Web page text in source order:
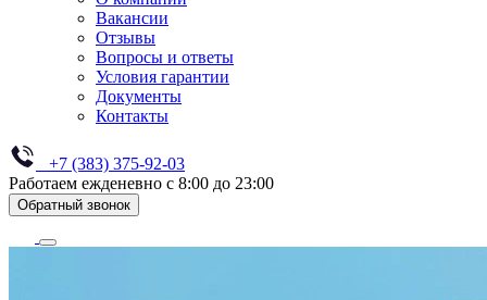
Вакансии
Отзывы
Вопросы и ответы
Условия гарантии
Документы
Контакты
+7 (383) 375-92-03
Работаем ежденевно с 8:00 до 23:00
Обратный звонок